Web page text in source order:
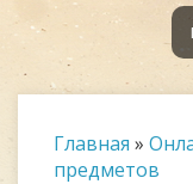
Главная »
предметов